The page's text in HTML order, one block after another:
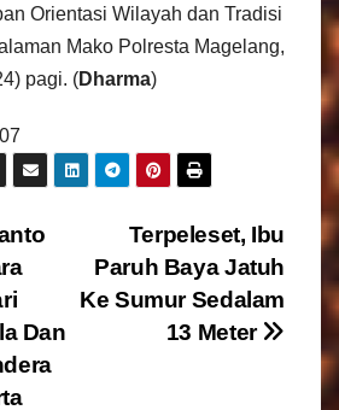
Orientasi Wilayah dan Tradisi
Mako Polresta Magelang,
pagi. (Dharma)
Terpeleset, Ibu
Paruh Baya Jatuh
Ke Sumur Sedalam
13 Meter
Dan